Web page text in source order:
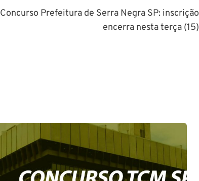
Concurso Prefeitura de Serra Negra SP: inscrição
encerra nesta terça (15)